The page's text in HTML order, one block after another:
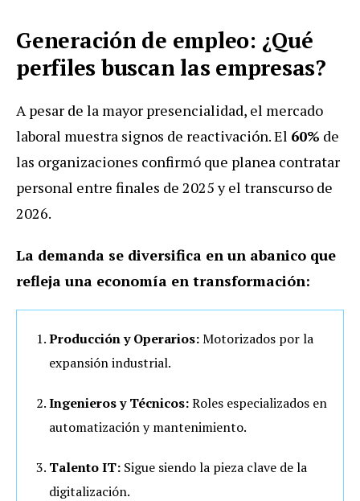
Generación de empleo: ¿Qué
perfiles buscan las empresas?
A pesar de la mayor presencialidad, el mercado
laboral muestra signos de reactivación. El 60% de
las organizaciones confirmó que planea contratar
personal entre finales de 2025 y el transcurso de
2026.
La demanda se diversifica en un abanico que
refleja una economía en transformación:
Producción y Operarios:Motorizados por la
expansión industrial.
Ingenieros y Técnicos:Roles especializados en
automatización y mantenimiento.
Talento IT: Sigue siendo la pieza clave de la
digitalización.